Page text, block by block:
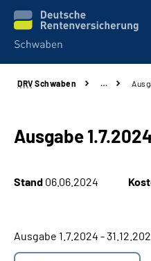
Services
Beratung und Kontakt
Über uns
DRV Schwaben …
Ausgabe
Stand 06.06.2024
Ausgabe 1.7.2024 -